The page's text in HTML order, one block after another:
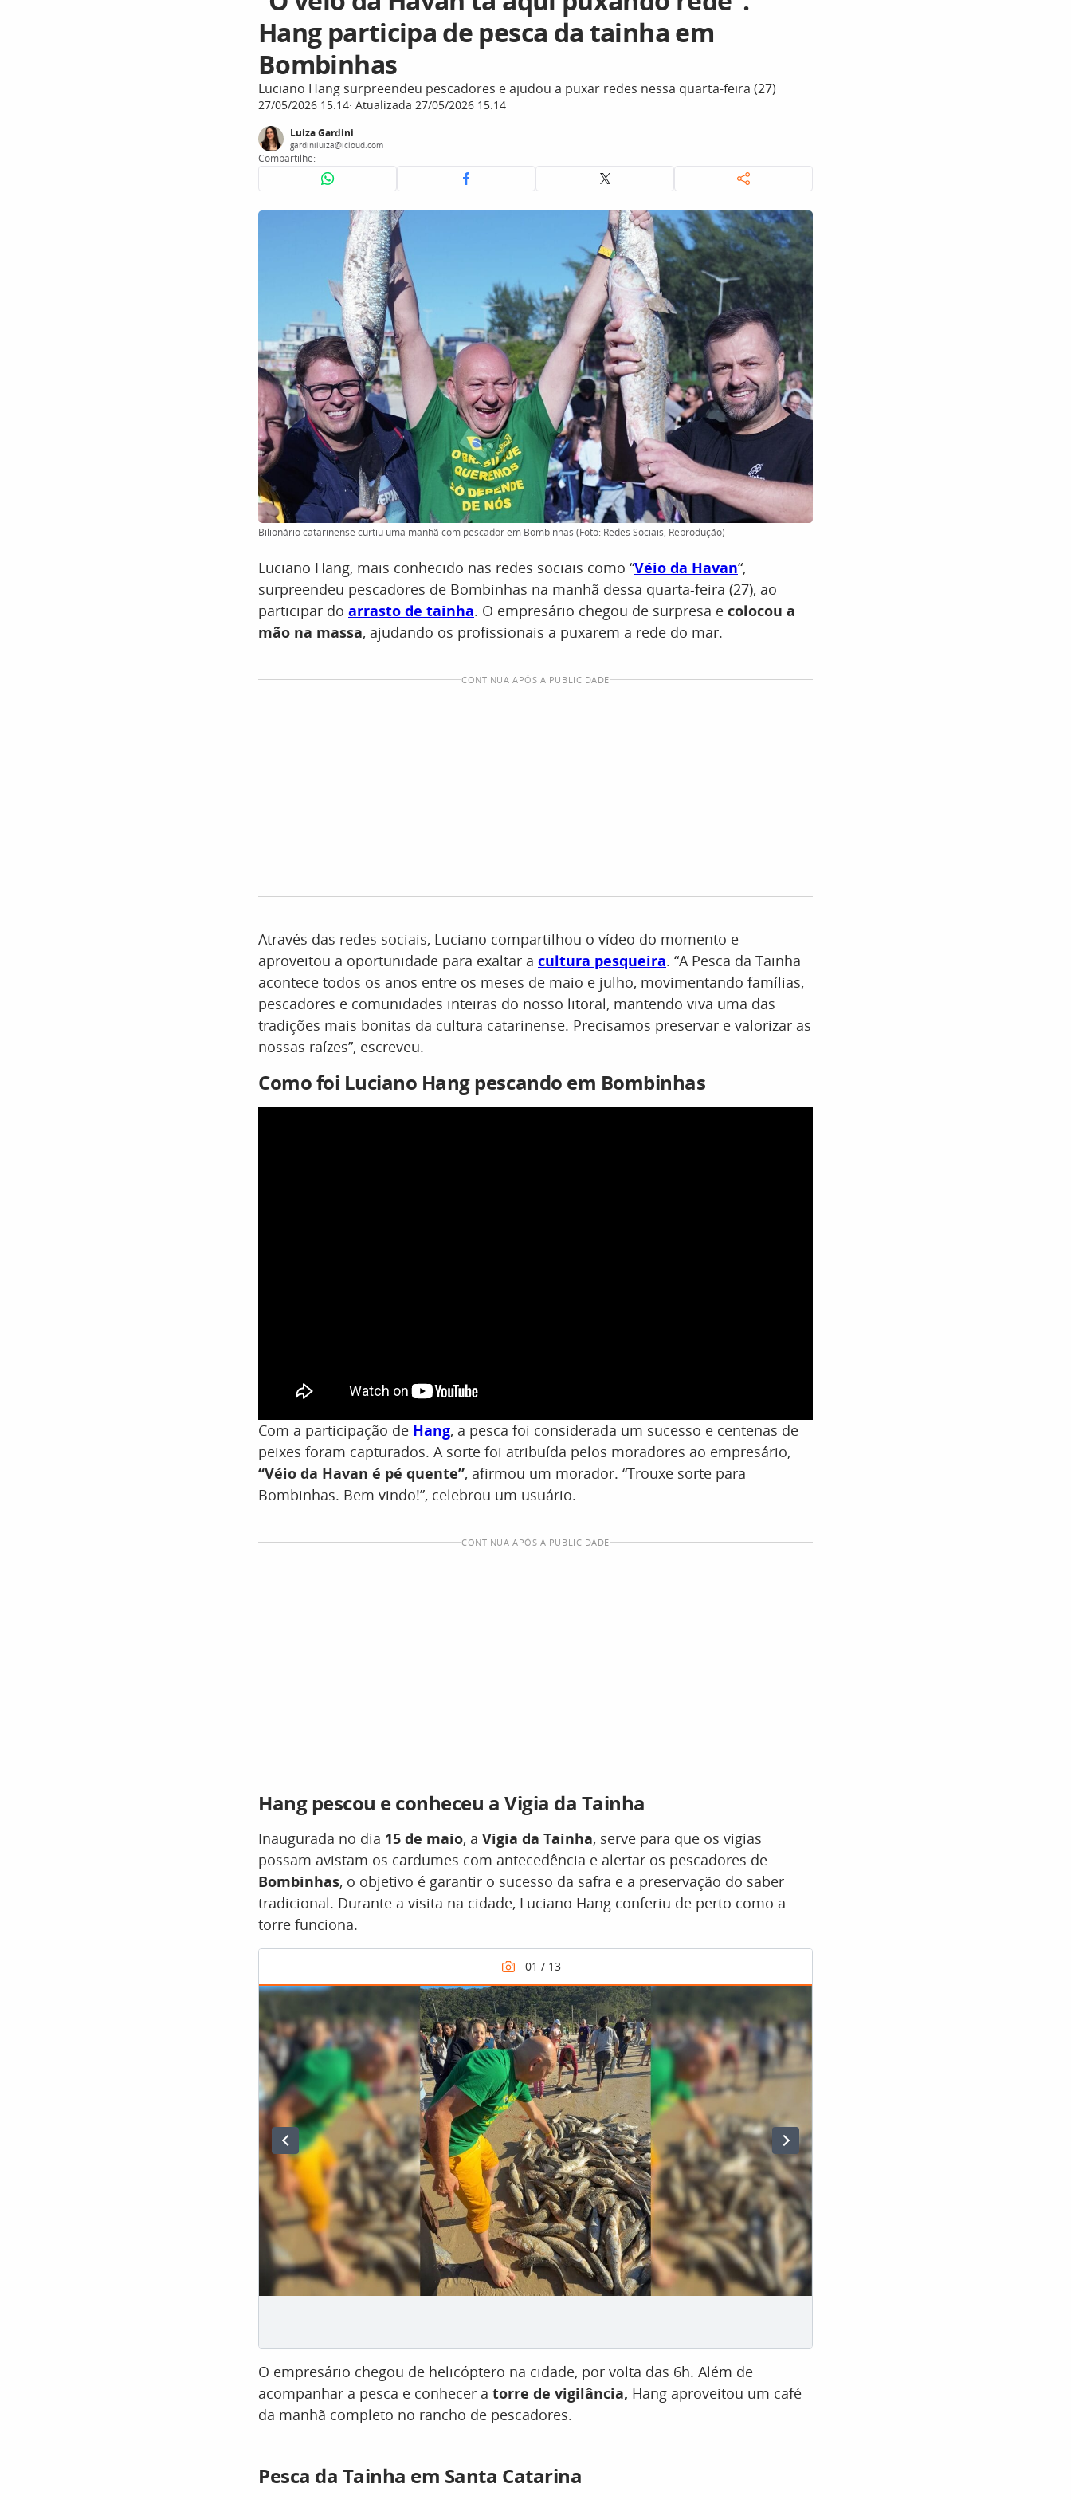
Hang participa de pesca da tainha em
Bombinhas
Luciano Hang surpreendeu pescadores e ajudou a puxar redes nessa quarta-feira (27)
27/05/2026 15:14 Atualizada 27/05/2026 15:14
Luiza Gardini
gardiniluiza@icloud.com
Compartilhe:
Bilionário catarinense curtiu uma manhã com pescador em Bombinhas (Foto: Redes Sociais, Reprodução)
Luciano Hang, mais conhecido nas redes sociais como “Véio da Havan“,
surpreendeu pescadores de Bombinhas na manhã dessa quarta-feira (27), ao
participar do arrasto de tainha. O empresário chegou de surpresa e colocou a
mão na massa, ajudando os profissionais a puxarem a rede do mar.
CONTINUA APÓS A PUBLICIDADE
Através das redes sociais, Luciano compartilhou o vídeo do momento e
aproveitou a oportunidade para exaltar a cultura pesqueira. “A Pesca da Tainha
acontece todos os anos entre os meses de maio e julho, movimentando famílias,
pescadores e comunidades inteiras do nosso litoral, mantendo viva uma das
tradições mais bonitas da cultura catarinense. Precisamos preservar e valorizar as
nossas raízes”, escreveu.
Como foi Luciano Hang pescando em Bombinhas
Com a participação de Hang, a pesca foi considerada um sucesso e centenas de
peixes foram capturados. A sorte foi atribuída pelos moradores ao empresário,
“Véio da Havan é pé quente”, afirmou um morador. “Trouxe sorte para
Bombinhas. Bem vindo!”, celebrou um usuário.
CONTINUA APÓS A PUBLICIDADE
Hang pescou e conheceu a Vigia da Tainha
Inaugurada no dia 15 de maio, a Vigia da Tainha, serve para que os vigias
possam avistam os cardumes com antecedência e alertar os pescadores de
Bombinhas, o objetivo é garantir o sucesso da safra e a preservação do saber
tradicional. Durante a visita na cidade, Luciano Hang conferiu de perto como a
torre funciona.
O empresário chegou de helicóptero na cidade, por volta das 6h. Além de
acompanhar a pesca e conhecer a torre de vigilância, Hang aproveitou um café
da manhã completo no rancho de pescadores.
Pesca da Tainha em Santa Catarina